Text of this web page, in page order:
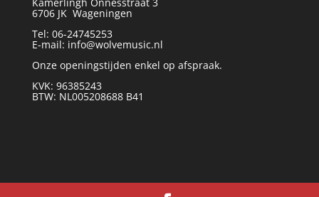
Kamerlingh Onnesstraat 3
6706 JK Wageningen
Tel: 06-24745253
E-mail: info@wolvemusic.nl
Onze openingstijden enkel op afspraak.
KVK: 96385243
BTW: NL005208688 B41